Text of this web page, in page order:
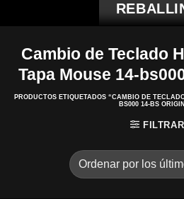
Cambio de Teclado
Tapa Mouse 14-
PRODUCTOS ETIQUETADOS “CAMBIO DE
BS000 14-BS
FILTRAR